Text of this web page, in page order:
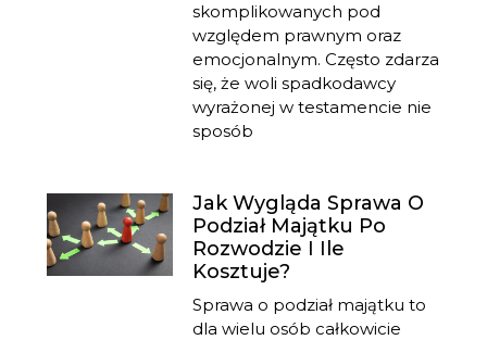
skomplikowanych pod
względem prawnym oraz
emocjonalnym. Często zdarza
się, że woli spadkodawcy
wyrażonej w testamencie nie
sposób
Jak Wygląda Sprawa O
Podział Majątku Po
Rozwodzie I Ile
Kosztuje?
Sprawa o podział majątku to
dla wielu osób całkowicie